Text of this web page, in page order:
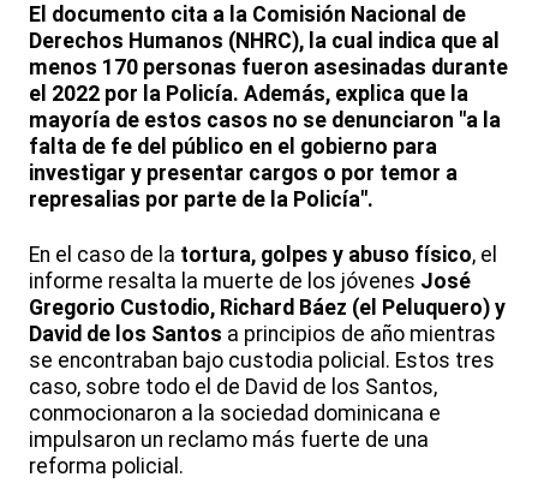
El documento cita a la Comisión Nacional de
Derechos Humanos (NHRC), la cual indica que al
menos 170 personas fueron asesinadas durante
el 2022 por la Policía. Además, explica que la
mayoría de estos casos no se denunciaron "a la
falta de fe del público en el gobierno para
investigar y presentar cargos o por temor a
represalias por parte de la Policía".
En el caso de la tortura, golpes y abuso físico, el
informe resalta la muerte de los jóvenes José
Gregorio Custodio, Richard Báez (el Peluquero) y
David de los Santos a principios de año mientras
se encontraban bajo custodia policial. Estos tres
caso, sobre todo el de David de los Santos,
conmocionaron a la sociedad dominicana e
impulsaron un reclamo más fuerte de una
reforma policial.